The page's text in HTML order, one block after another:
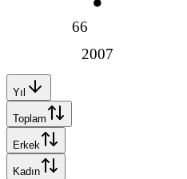
2007
66
Yıl
Toplam
Erkek
Kadın